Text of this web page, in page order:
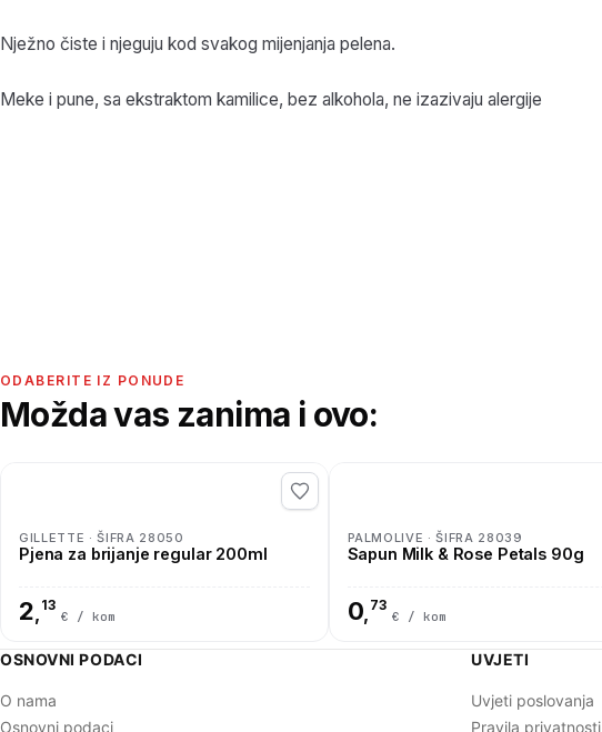
Nježno čiste i njeguju kod svakog mijenjanja pelena.
Meke i pune, sa ekstraktom kamilice, bez alkohola, ne izazivaju alergije
ODABERITE IZ PONUDE
Možda vas zanima i ovo:
GILLETTE · ŠIFRA 28050
Pjena za brijanje regular 200ml
2, 13
€ / kom
PALMOLIVE · ŠIFRA 28039
Sapun Milk & Rose Petals 90g
0, 73
€ / kom
OSNOVNI PODACI
O nama
Osnovni podaci
UVJETI
Uvjeti poslovanja
Pravila privatnosti